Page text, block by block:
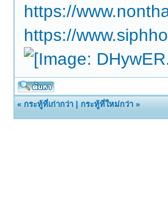
https://
https://
«กระทู้ที่เก่ากว่า |กระทู้ที่ใหม่กว่า »